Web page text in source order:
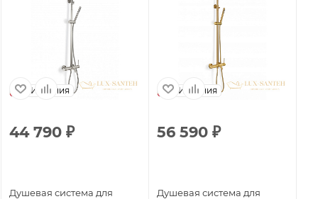
Испания
44 790 ₽
Душевая система для
Испания
56 590 ₽
Душевая система для